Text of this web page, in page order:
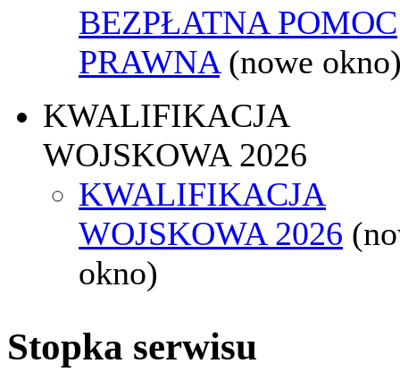
BEZPŁATNA POMOC
PRAWNA (nowe
KWALIFIKACJA
WOJSKOWA 2026
KWALIFIKACJA
WOJSKOWA 2026
okno)
Stopka serwisu